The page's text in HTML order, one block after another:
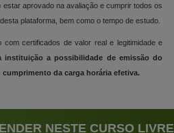
aprovado na avaliação e cumprir todos os
desta plataforma, bem como o tempo de estudo.
com certificados de valor real e legitimidade e
instituição a possibilidade de emissão do
da carga horária efetiva.
NESTE CURSO LIVRE